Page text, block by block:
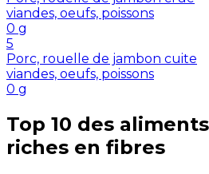
viandes, oeufs, poissons
0 g
5
Porc, rouelle de jambon cuite
viandes, oeufs, poissons
0 g
Top 10 des
riches en fibres